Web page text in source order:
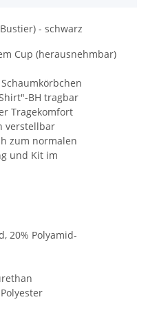
- schwarz
Cup (herausnehmbar)
BH tragbar
Tragekomfort
verstellbar
zum normalen
und Kit im
20% Polyamid-